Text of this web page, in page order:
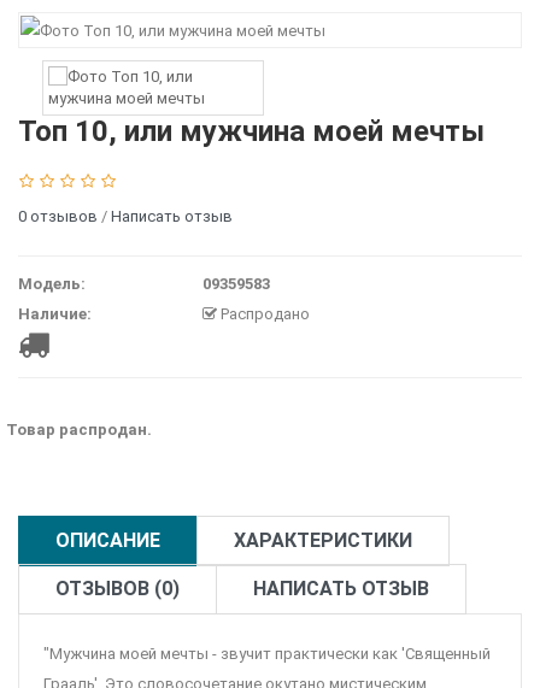
Топ 10, или мужчина моей мечты
0 отзывов / Написать отзыв
Модель:
09359583
Наличие:
Распродано
Товар распродан.
ОПИСАНИЕ ХАРАКТЕРИСТИКИ
ОТЗЫВОВ (0) НАПИСАТЬ ОТЗЫВ
"Мужчина моей мечты - звучит практически как 'Священный
Грааль'. Это словосочетание окутано мистическим